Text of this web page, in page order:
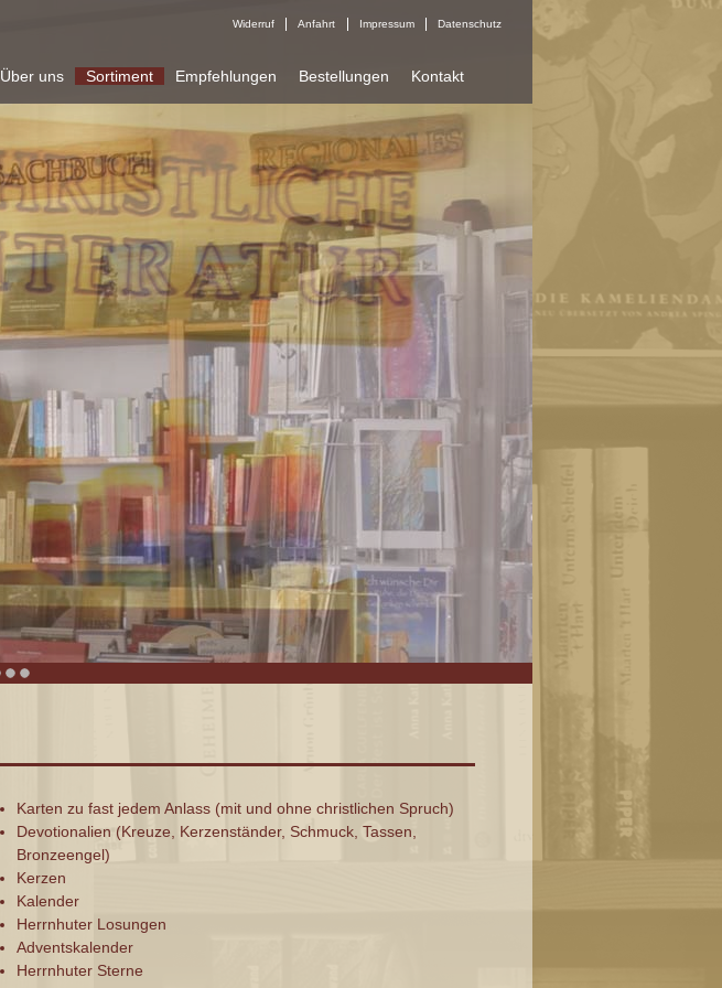
Widerruf Anfahrt Impressum Datenschutz
Über uns Sortiment Empfehlungen Bestellungen Kontakt
Karten zu fast jedem Anlass (mit und ohne christlichen Spruch)
Devotionalien (Kreuze, Kerzenständer, Schmuck, Tassen,
Bronzeengel)
Kerzen
Kalender
Herrnhuter Losungen
Adventskalender
Herrnhuter Sterne